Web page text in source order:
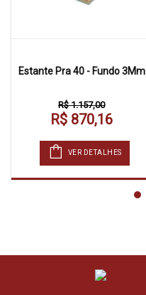
Estante Pra 40 - Fundo 3Mm
R$ 1.157,00
R$ 870,16
VER DETALHES